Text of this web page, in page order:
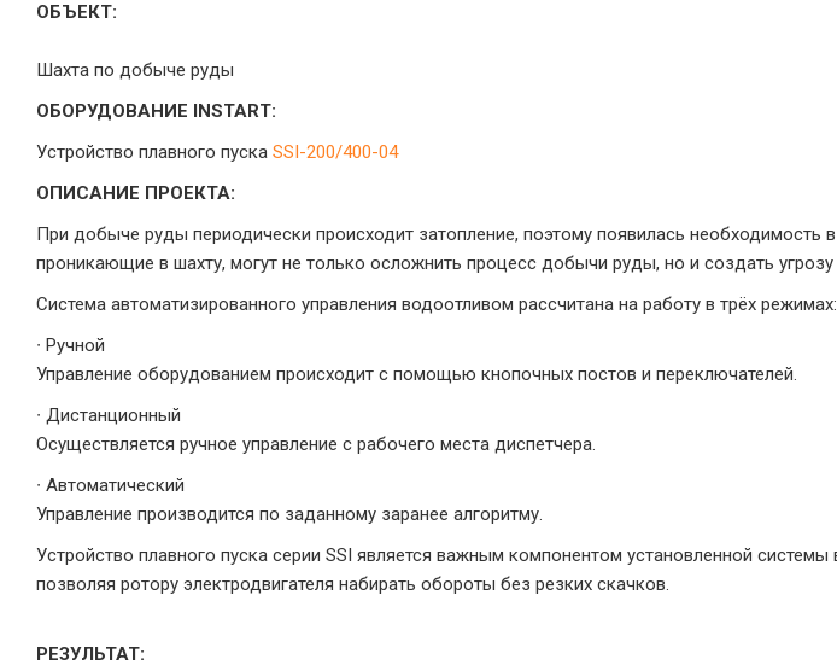
ОБЪЕКТ:
Шахта по добыче руды
ОБОРУДОВАНИЕ INSTART:
Устройство плавного пуска SSI-200/400-04
ОПИСАНИЕ ПРОЕКТА:
При добыче руды периодически происходит затопление, поэтому появилась необходимость
проникающие в шахту, могут не только осложнить процесс добычи руды, но и создать
Система автоматизированного управления водоотливом рассчитана на работу в трёх режимах:
∙ Ручной
Управление оборудованием происходит с помощью кнопочных постов и переключателей.
∙ Дистанционный
Осуществляется ручное управление с рабочего места диспетчера.
∙ Автоматический
Управление производится по заданному заранее алгоритму.
Устройство плавного пуска серии SSI является важным компонентом установленной
позволяя ротору электродвигателя набирать обороты без резких скачков.
РЕЗУЛЬТАТ: